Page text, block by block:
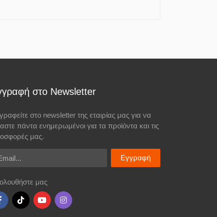
στο Newsletter
στο newsletter της εταιρίας μας για να
πάντα ενημερωμένοι για τα προϊόντα και τις
μας.
Εγγραφή
μας